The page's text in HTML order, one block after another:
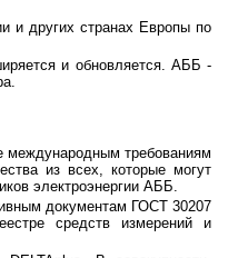
и других странах Европы по
и обновляется. АББ -
международным требованиям
из всех, которые могут
электроэнергии AББ.
документам ГОСТ 30207
средств измерений и